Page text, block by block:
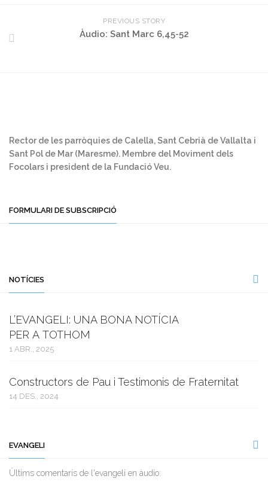
PREVIOUS STORY
Àudio: Sant Marc 6,45-52
Rector de les parròquies de Calella, Sant Cebrià de Vallalta i
Sant Pol de Mar (Maresme). Membre del Moviment dels
Focolars i president de la Fundació Veu.
FORMULARI DE SUBSCRIPCIÓ
NOTÍCIES
L’EVANGELI: UNA BONA NOTÍCIA
PER A TOTHOM
1 ABR., 2025
Constructors de Pau i Testimonis de Fraternitat
14 DES., 2024
EVANGELI
Ùltims comentaris de l'evangeli en àudio: